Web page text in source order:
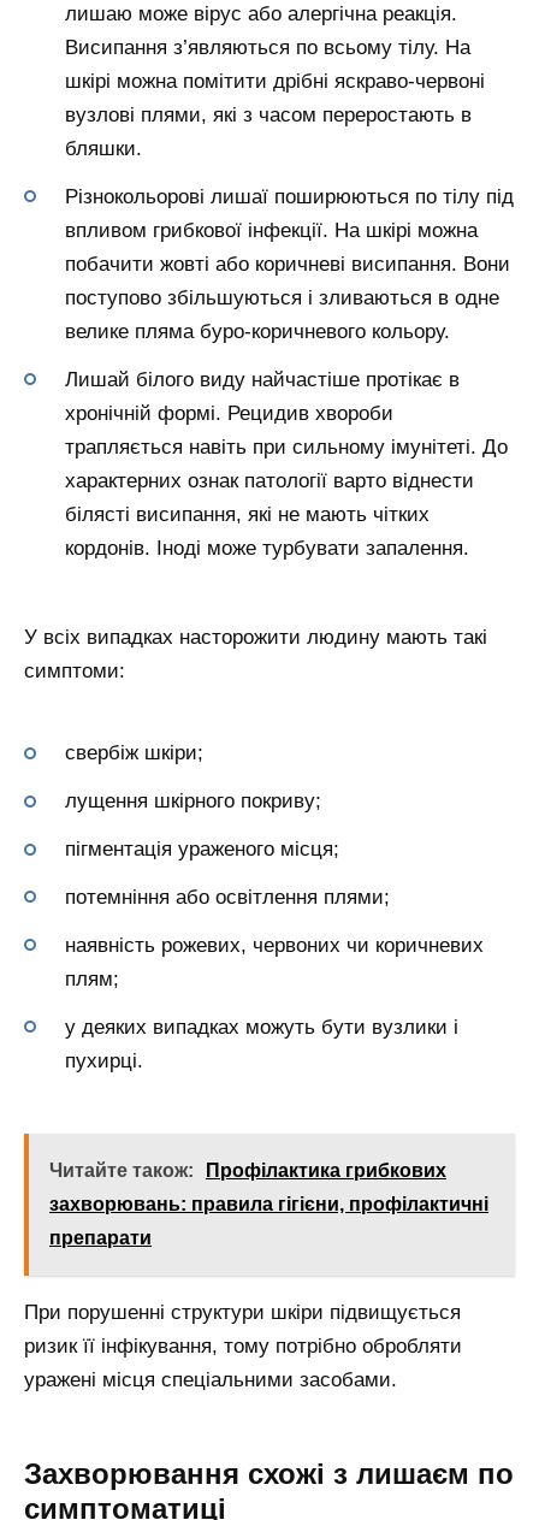
лишаю може вірус або алергічна реакція.
Висипання з’являються по всьому тілу. На
шкірі можна помітити дрібні яскраво-червоні
вузлові плями, які з часом переростають в
бляшки.
Різнокольорові лишаї поширюються по тілу під
впливом грибкової інфекції. На шкірі можна
побачити жовті або коричневі висипання. Вони
поступово збільшуються і зливаються в одне
велике пляма буро-коричневого кольору.
Лишай білого виду найчастіше протікає в
хронічній формі. Рецидив хвороби
трапляється навіть при сильному імунітеті. До
характерних ознак патології варто віднести
білясті висипання, які не мають чітких
кордонів. Іноді може турбувати запалення.
У всіх випадках насторожити людину мають такі
симптоми:
свербіж шкіри;
лущення шкірного покриву;
пігментація ураженого місця;
потемніння або освітлення плями;
наявність рожевих, червоних чи коричневих
плям;
у деяких випадках можуть бути вузлики і
пухирці.
Читайте також:
Профілактика грибкових
захворювань: правила гігієни, профілактичні
препарати
При порушенні структури шкіри підвищується
ризик її інфікування, тому потрібно обробляти
уражені місця спеціальними засобами.
Захворювання схожі з лишаєм по
симптоматиці